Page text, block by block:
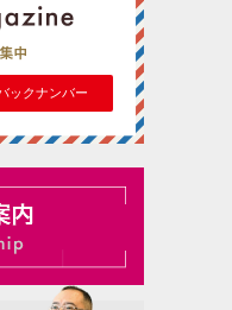
ックナンバー